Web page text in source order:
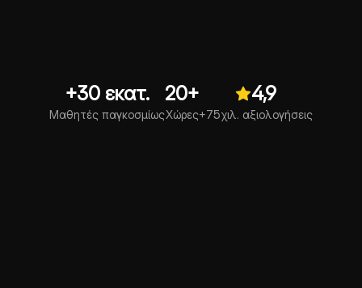
+30 εκατ.
Μαθητές παγκοσμίως
20+
Χώρες
4,9
+75χιλ. αξιολογήσεις